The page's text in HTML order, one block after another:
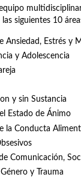
las siguientes 10
Ansiedad, Estrés y
y Adolescencia
y sin Sustancia
Estado de Ánimo
la Conducta
Comunicación,
y Trauma